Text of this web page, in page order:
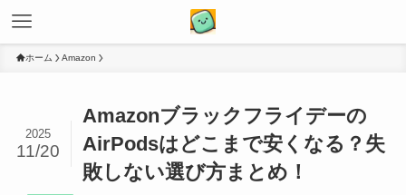
ホーム Amazon
Amazonブラックフライデーの
AirPodsはどこまで安くなる？失
敗しない選び方まとめ！
2025
11/20